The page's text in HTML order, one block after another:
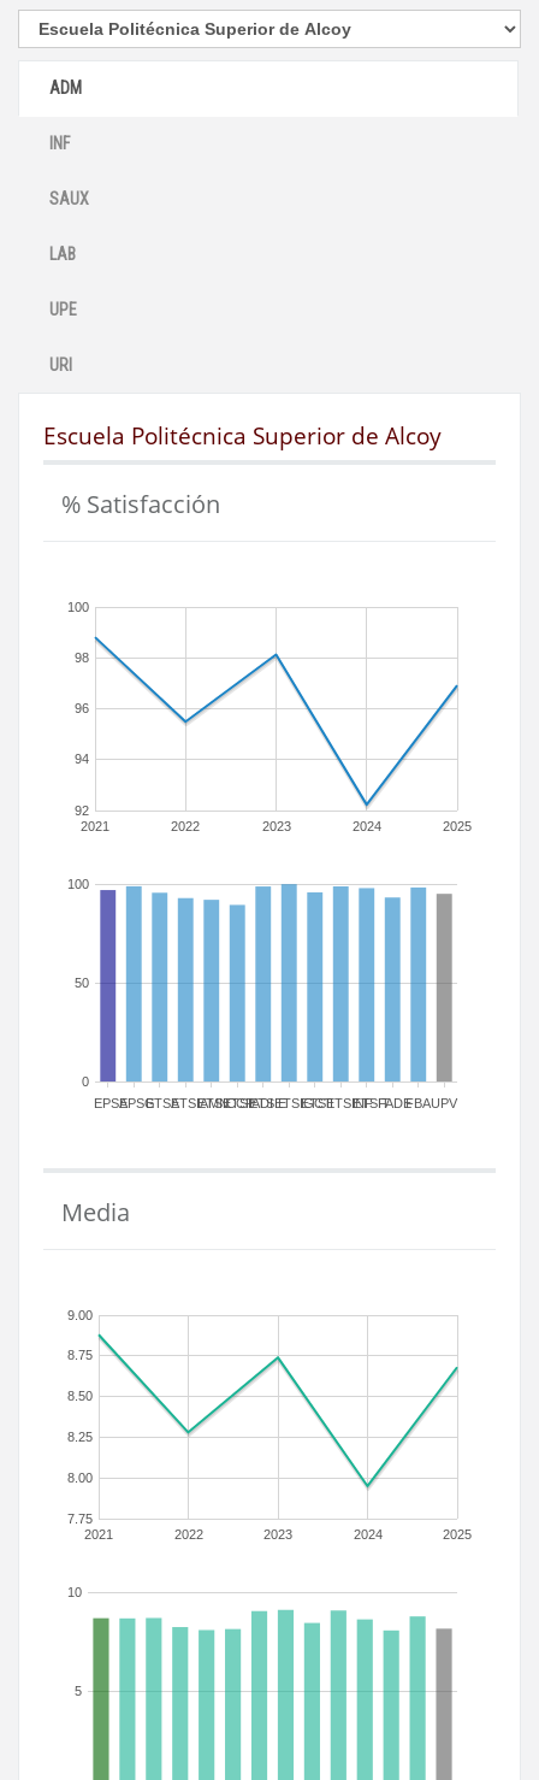
ADM
INF
SAUX
LAB
UPE
URI
Escuela Politécnica Superior de Alcoy
% Satisfacción
2021 2022 2023 2024 2025
92
94
96
98
100
EPSAEPSGETSAETSIAMN
ETSICCP
ETSIADI
ETSIEETSIGCT
ETSIIETSINFETSITFADEFBAUPV
0
50
100
Media
2021 2022 2023 2024 2025
7.75
8.00
8.25
8.50
8.75
9.00
5
10